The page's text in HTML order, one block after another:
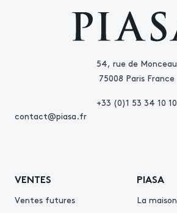
54, rue de Monceau
75008 Paris France
+33 (0)1 53 34 10 10
contact@piasa.fr
VENTES
Ventes futures
PIASA
La maison